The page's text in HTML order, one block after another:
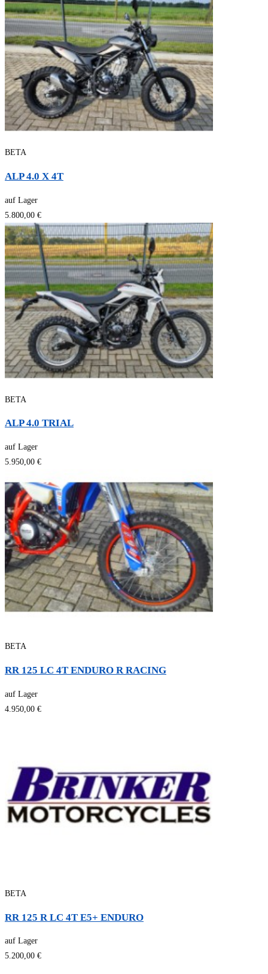
BETA
ALP 4.0 X 4T
auf Lager
5.800,00 €
BETA
ALP 4.0 TRIAL
auf Lager
5.950,00 €
BETA
RR 125 LC 4T ENDURO R RACING
auf Lager
4.950,00 €
BETA
RR 125 R LC 4T E5+ ENDURO
auf Lager
5.200,00 €